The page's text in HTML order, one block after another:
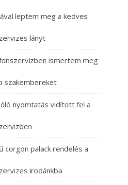
leptem meg a kedves
lányt
ismertem meg
szakembereket
nyomtatás vidított fel a
corgon palack rendelés a
irodánkba